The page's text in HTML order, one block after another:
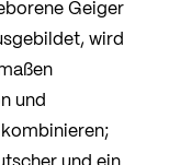
Geiger
wird
und